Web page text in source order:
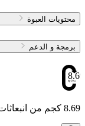
محتويات العبوة
برمجة و الدعم
8.69
8.69 كجم من انبعاثات ثاني أكسيد الكربون